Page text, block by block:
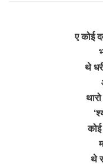
ए कोई
थे
कोई
थे